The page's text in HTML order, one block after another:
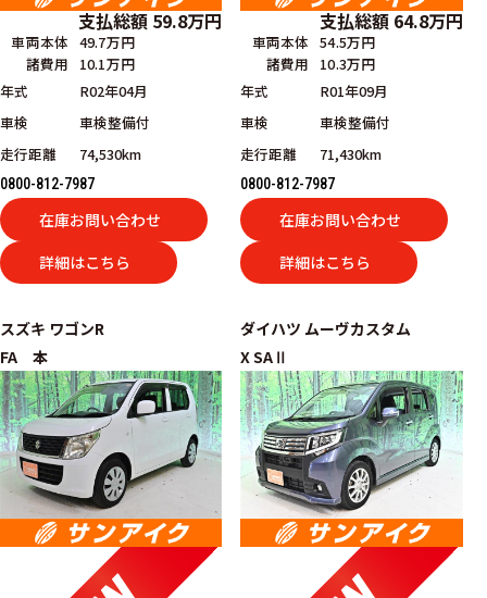
支払総額 59.8万円
車両本体 49.7万円
諸費用
10.1万円
年式
R02年04月
車検
車検整備付
走行距離
74,530km
0800-812-7987
在庫お問い合わせ
詳細はこちら
支払総額 64.8万円
車両本体 54.5万円
諸費用
10.3万円
年式
R01年09月
車検
車検整備付
走行距離
71,430km
0800-812-7987
在庫お問い合わせ
詳細はこちら
スズキ ワゴンR
FA 本
ダイハツ ムーヴカスタム
X SAⅡ